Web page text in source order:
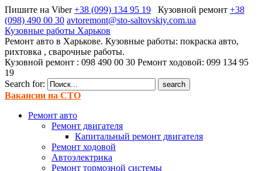
Пишите на Viber+38 (099) 134 95 19 Кузовной ремонт +38
(098) 490 00 30 avtoremont@sto-saltovskiy.com.ua
Кузовные работы Харьков
Ремонт авто в Харькове. Кузовные работы: покраска авто,
рихтовка , сварочные работы.
Кузовной ремонт : 098 490 00 30 Ремонт ходовой: 099 134 95
19
Search for:
Вакансии на СТО
Ремонт авто
Ремонт двигателя
Капитальный ремонт двигателя
Ремонт ходовой
Автоэлектрика
Ремонт тормозной системы